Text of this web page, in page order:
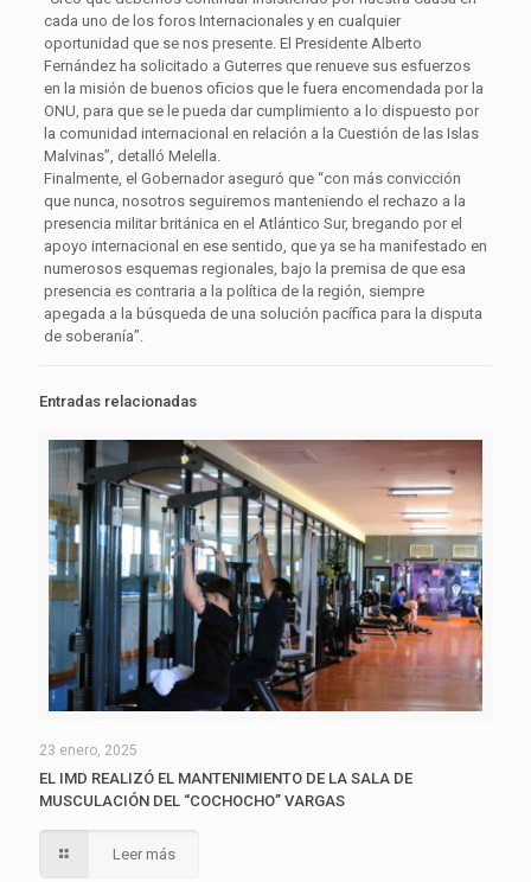
cada uno de los foros Internacionales y en cualquier
oportunidad que se nos presente. El Presidente Alberto
Fernández ha solicitado a Guterres que renueve sus esfuerzos
en la misión de buenos oficios que le fuera encomendada por la
ONU, para que se le pueda dar cumplimiento a lo dispuesto por
la comunidad internacional en relación a la Cuestión de las Islas
Malvinas”, detalló Melella.
Finalmente, el Gobernador aseguró que “con más convicción
que nunca, nosotros seguiremos manteniendo el rechazo a la
presencia militar británica en el Atlántico Sur, bregando por el
apoyo internacional en ese sentido, que ya se ha manifestado en
numerosos esquemas regionales, bajo la premisa de que esa
presencia es contraria a la política de la región, siempre
apegada a la búsqueda de una solución pacífica para la disputa
de soberanía”.
Entradas relacionadas
23 enero, 2025
EL IMD REALIZÓ EL MANTENIMIENTO DE LA SALA DE
MUSCULACIÓN DEL “COCHOCHO” VARGAS
Leer más